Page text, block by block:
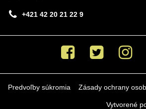
+421 42 20 21 22 9
Facebook Twitter Instagram
Predvoľby súkromia Zásady ochrany
Vytvorené